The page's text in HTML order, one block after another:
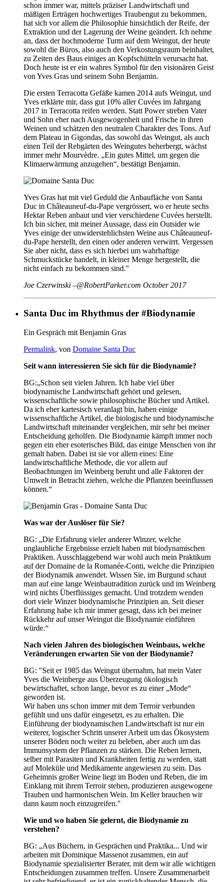
schon immer war, mittels präziser Landwirtschaft und
mäßigen Erträgen hochwertiges Traubengut zu bekommen,
hat sich vor allem die Philosophie hinsichtlich der Reife, der
Extraktion und der Lagerung der Weine geändert. Ich nehme
an, dass der hochmoderne Turm auf dem Weingut, der heute
sowohl die Büros, also auch den Verkostungsraum beinhaltet,
zu Zeiten des Baus einiges an Kopfschütteln verursacht hat.
Doch heute ist er ein wahres Symbol für den visionären Geist
von Yves Gras und seinem Sohn Benjamin.
Die ersten Terracotta Gefäße kamen 2014 aufs Weingut, und
Yves erklärte mir, dass gut 10% aller Cuvées im Jahrgang
2017 in Terracotta reifen werden. Statt Power streben Vater
und Sohn eher nach Ausgewogenheit und Frische in ihren
Weinen und schätzen den neutralen Charakter des Tons. Auf
dem Plateau in Gigondas, das sowohl das Weingut, als auch
einen Teil der Rebgärten des Weingutes beherbergt, wächst
immer mehr Mourvèdre. „Ein gutes Mittel, um gegen die
Klimaerwärmung anzugehen“, bestätigt Benjamin.
Yves Gras hat mit viel Geduld die Anbaufläche von Santa
Duc in Châteauneuf-du-Pape vergrössert, wo er heute sechs
Hektar Reben anbaut und vier verschiedene Cuvées herstellt.
Ich bin sicher, mit meiner Aussage, dass ein Outsider wie
Yves einige der unwiderstehlichsten Weine aus Châteauneuf-
du-Pape herstellt, den einen oder anderen verwirrt. Vergessen
Sie aber nicht, dass es sich hierbei um wahrhaftige
Schmuckstücke handelt, in kleiner Menge hergestellt, die
nicht einfach zu bekommen sind."
Joe Czerwinski –@RobertParker.com October 2017
Santa Duc im Rhythmus der #Biodynamie
Ein Gespräch mit Benjamin Gras
Permalink, von Domaine Santa Duc
Seit wann interessieren Sie sich für die Biodynamie?
BG:„Schon seit vielen Jahren. Ich habe viel über
biodynamische Landwirtschaft gehört und gelesen,
wissenschaftliche sowie philosophische Bücher und Artikel.
Da ich eher kartesisch veranlagt bin, haben einige
wissenschaftliche Artikel, die biologische und biodynamische
Landwirtschaft miteinander vergleichen, mir sehr bei meiner
Entscheidung geholfen. Die Biodynamie kämpft immer noch
gegen ein eher esoterisches Bild, das einige Menschen von ihr
gemalt haben. Dabei ist sie vor allem eines: Eine
landwirtschaftliche Methode, die vor allem auf
Beobachtungen im Weinberg beruht und alle Faktoren der
Umwelt in Betracht ziehen, welche die Pflanzen beeinflussen
können.“
Was war der Auslöser für Sie?
BG: „Die Erfahrung vieler anderer Winzer, welche
unglaubliche Ergebnisse erzielt haben mit biodynamischen
Praktiken. Ausschlaggebend war wohl auch mein Praktikum
auf der Domaine de la Romanée-Conti, welche die Prinzipien
der Biodynamik anwendet. Wissen Sie, im Burgund schaut
man auf eine lange Weinbautradition zurück und im Weinberg
wird nichts Überflüssiges gemacht. Und trotzdem wenden
dort viele Winzer biodynamische Prinzipien an. Seit dieser
Erfahrung habe ich mir immer gesagt, dass ich bei meiner
Rückkehr auf unser Weingut die Biodynamie einführen
würde.“
Nach vielen Jahren des biologischen Weinbaus, welche
Veränderungen erwarten Sie von der Biodynamie?
BG: "Seit er 1985 das Weingut übernahm, hat mein Vater
Yves die Weinberge aus Überzeugung ökologisch
bewirtschaftet, schon lange, bevor es zu einer „Mode“
geworden ist.
Wir haben uns schon immer mit dem Terroir verbunden
gefühlt und uns dafür eingesetzt, es zu erhalten. Die
Einführung der biodynamischen Landwirtschaft ist nur ein
weiterer, logischer Schritt unserer Arbeit um das Ökosystem
unserer Böden noch weiter zu beleben, aber auch um das
Immunsystem der Pflanzen zu stärken. Die Reben lernen,
selber mit Parasiten und Krankheiten fertig zu werden, statt
auf Moleküle und Medikamente angewiesen zu sein. Das
Geheimnis großer Weine liegt im Boden und Reben, die im
Einklang mit ihrem Terroir stehen, produzieren ausgewogene
Trauben und harmonischen Wein. Im Keller brauchen wir
dann kaum noch einzugreifen."
Wie und wo haben Sie gelernt, die Biodynamie zu
verstehen?
BG: „Aus Büchern, in Gesprächen und Praktika... Und wir
arbeiten mit Dominique Massenot zusammen, ein auf
Biodynamie spezialisierter Berater, mit dem wir alle wichtigen
Entscheidungen zusammen treffen. Unsere Zusammenarbeit